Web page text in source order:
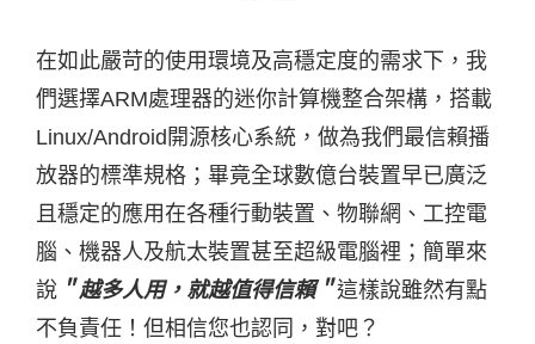
在如此嚴苛的使用環境及高穩定度的需求下，我
們選擇ARM處理器的迷你計算機整合架構，搭載
Linux/Android開源核心系統，做為我們最信賴播
放器的標準規格；畢竟全球數億台裝置早已廣泛
且穩定的應用在各種行動裝置、物聯網、工控電
腦、機器人及航太裝置甚至超級電腦裡；簡單來
說 ＂越多人用，就越值得信賴＂這樣說雖然有點
不負責任！但相信您也認同，對吧？